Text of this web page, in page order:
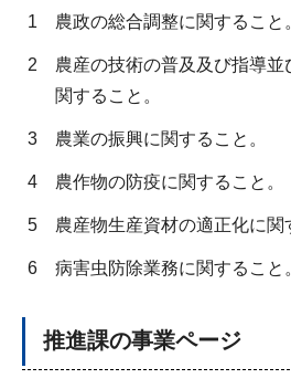
1 農政の総合調整に関すること
2
農産の技術の普及及び指導並
関すること。
3 農業の振興に関すること。
4 農作物の防疫に関すること。
5 農産物生産資材の適正化に関
6 病害虫防除業務に関すること
推進課の事業ページ